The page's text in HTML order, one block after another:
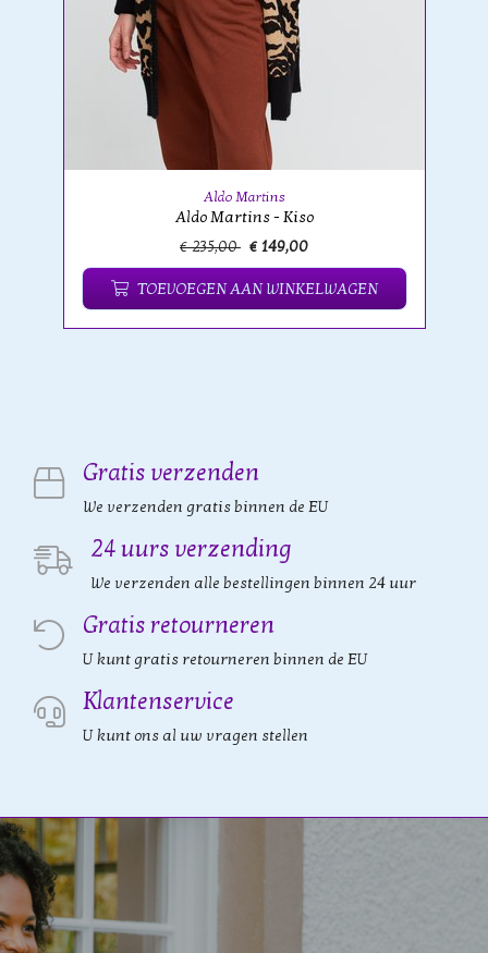
Aldo Martins
Aldo Martins - Kiso
€ 235,00 € 149,00
TOEVOEGEN AAN WINKELWAGEN
Gratis verzenden
We verzenden gratis binnen de EU
24 uurs verzending
We verzenden alle bestellingen binnen 24 uur
Gratis retourneren
U kunt gratis retourneren binnen de EU
Klantenservice
U kunt ons al uw vragen stellen